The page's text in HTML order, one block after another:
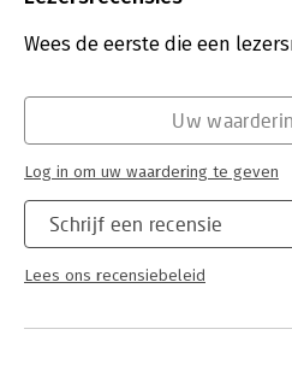
Verschijningsdatum:
14-4-2020
Wees de eerste die een
Schrijf een recensie
Lees ons recensiebeleid
Uw
Log in om uw waardering te geven